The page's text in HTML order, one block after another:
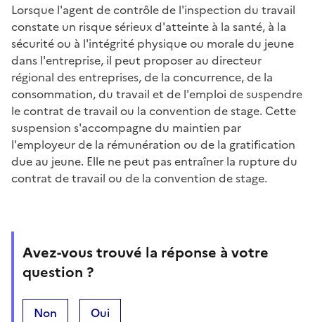
Lorsque l'agent de contrôle de l'inspection du travail
constate un risque sérieux d'atteinte à la santé, à la
sécurité ou à l'intégrité physique ou morale du jeune
dans l'entreprise, il peut proposer au directeur
régional des entreprises, de la concurrence, de la
consommation, du travail et de l'emploi de suspendre
le contrat de travail ou la convention de stage. Cette
suspension s'accompagne du maintien par
l'employeur de la rémunération ou de la gratification
due au jeune. Elle ne peut pas entraîner la rupture du
contrat de travail ou de la convention de stage.
Avez-vous trouvé la réponse à votre
question ?
Non Oui